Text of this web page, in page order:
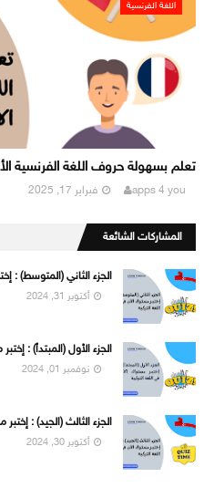
اللغة الفرنسية
تعلم بسهولة حروف اللغة الفرنسية
apps 4 you فبراير 17, 2025
المشاركات الشائعة
الجزء الثاني (المتوسط) :
أكتوبر 31, 2024
الجزء الأول (المبتدأ) :
نوفمبر 01, 2024
الجزء الثالث (الجيد) :
أكتوبر 30, 2024